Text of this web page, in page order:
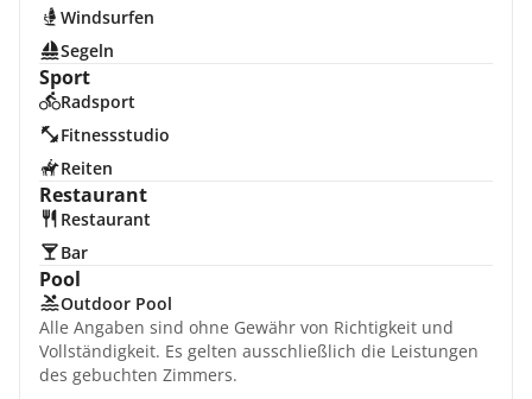
Windsurfen
Segeln
Sport
Radsport
Fitnessstudio
Reiten
Restaurant
Restaurant
Bar
Pool
Outdoor Pool
Alle Angaben sind ohne Gewähr von Richtigkeit und
Vollständigkeit. Es gelten ausschließlich die Leistungen
des gebuchten Zimmers.